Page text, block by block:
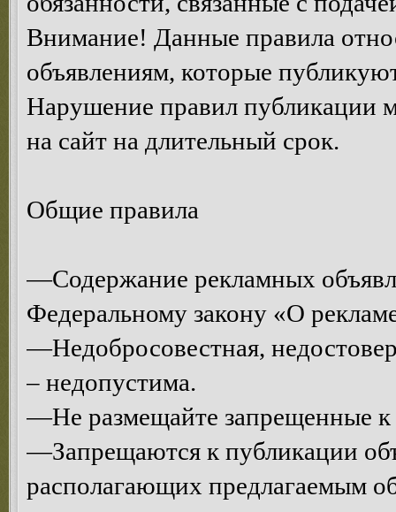
Внимание! Данные правила
объявлениям, которые
Нарушение правил публикации
на сайт на длительный срок.
Общие правила
—Содержание рекламных
Федеральному закону «О
—Недобросовестная,
– недопустима.
—Не размещайте запрещенные к
—Запрещаются к публикации
располагающих предлагаемым